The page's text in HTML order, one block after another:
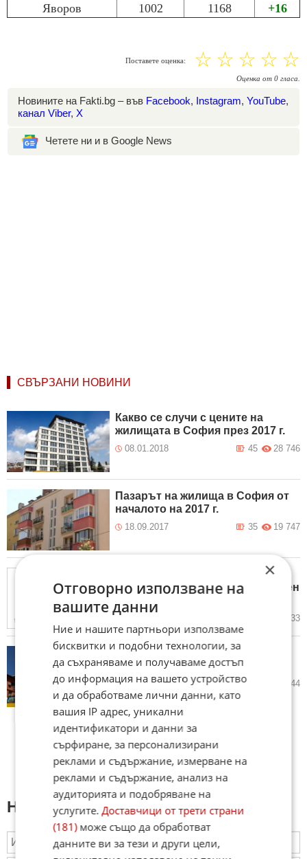
Яворов
1002 1168 +16
Поставете оценка: ☆
☆
☆
☆
☆
Оценка от 0 гласа.
Новините на Fakti.bg – във Facebook, Instagram, YouTube,
канал Viber, X
Четете ни и в Google News
СВЪРЗАНИ НОВИНИ
Какво се случи с цените на
жилищата в София през 2017 г.
08.01.2018 28 746
45
Пазарът на жилища в София от
началото на 2017 г.
18.09.2017 19 747
35
София ще продължава да се
развива като зелен и иновативен
1 633
Колко поскъпнаха жилищата
през 2015 г. в София
04.01.2016 29 944
Напиши коментар:
×
Отговорно използване на
вашите данни
Ние и нашите партньори използваме
бисквитки и подобни технологии, за
да съхраняваме и получаваме достъп
до информация на вашето устройство
и да обработваме лични данни, като
вашия IP адрес, уникални
идентификатори и данни за
сърфиране, за персонализирани
реклами и съдържание, измерване на
реклами и съдържание, анализ на
аудиторията и подобряване на
услугите.Доставчици от трети страни
(181)може също да обработват
данните ви за тези и други цели,